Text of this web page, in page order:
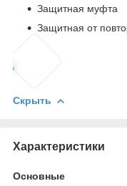
Защитная муфта
Защитная от
Скрыть
Характеристики
Основные